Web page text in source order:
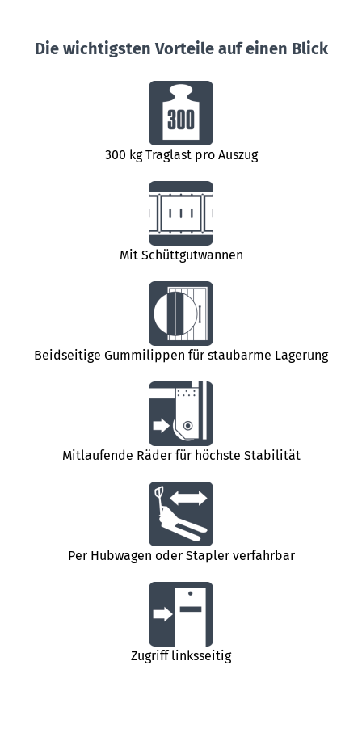
Die wichtigsten Vorteile auf einen Blick
300 kg Traglast pro Auszug
Mit Schüttgutwannen
Beidseitige Gummilippen für staubarme Lagerung
Mitlaufende Räder für höchste Stabilität
Per Hubwagen oder Stapler verfahrbar
Zugriff linksseitig